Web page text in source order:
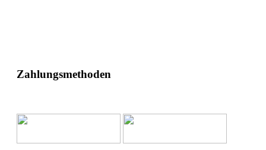
Zahlungsmethoden